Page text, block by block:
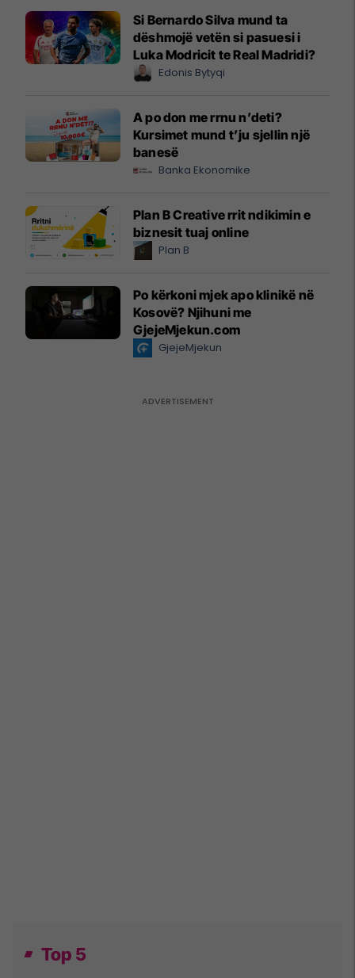
Si Bernardo Silva mund ta
dëshmojë vetën si pasuesi i
Luka Modricit te Real Madridi?
Edonis Bytyqi
A po don me rrnu n’deti?
Kursimet mund t’ju sjellin një
banesë
Banka Ekonomike
Plan B Creative rrit ndikimin e
biznesit tuaj online
Plan B
Po kërkoni mjek apo klinikë në
Kosovë? Njihuni me
GjejeMjekun.com
GjejeMjekun
Top 5